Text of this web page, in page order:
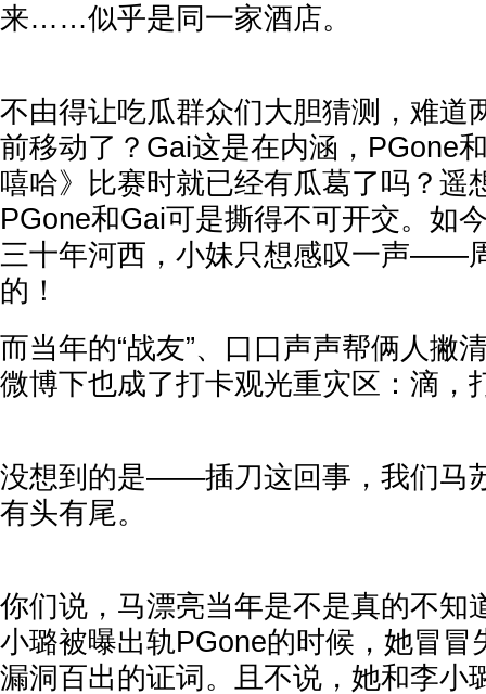
来……似乎是同一家酒店。
不由得让吃瓜群众们大胆猜测，难道
前移动了？Gai这是在内涵，PGone
嘻哈》比赛时就已经有瓜葛了吗？遥
PGone和Gai可是撕得不可开交。如
三十年河西，小妹只想感叹一声——
的！
而当年的“战友”、口口声声帮俩人撇
微博下也成了打卡观光重灾区：滴，
没想到的是——插刀这回事，我们马
有头有尾。
你们说，马漂亮当年是不是真的不知
小璐被曝出轨PGone的时候，她冒冒
漏洞百出的证词。且不说，她和李小